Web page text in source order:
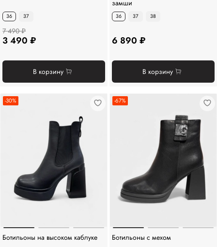
36 37
7 490 ₽
3 490 ₽
В корзину
замши
36 37 38
6 890 ₽
В корзину
-30%
Ботильоны на высоком каблуке
-67%
Ботильоны с мехом